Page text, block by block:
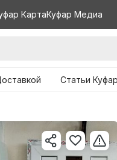
КартаКуфар Медиа
Статьи